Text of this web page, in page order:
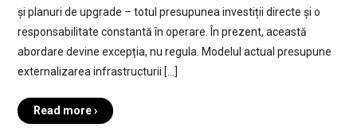
și planuri de upgrade – totul presupunea investiții directe și o
responsabilitate constantă în operare. În prezent, această
abordare devine excepția, nu regula. Modelul actual presupune
externalizarea infrastructurii […]
Read more ›